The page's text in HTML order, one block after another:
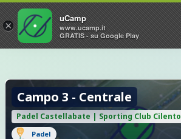
Campo 3 - Centrale
Padel Castellabate | Sporting Club Cilento
Padel
×
uCamp
www.ucamp.it
GRATIS - su Google Play